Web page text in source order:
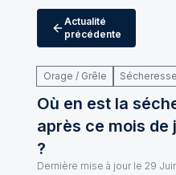
Actualité
précédente
Orage / Grêle Sécheresse
Où en est la
après ce mois de
?
Dernière mise à jour le 29